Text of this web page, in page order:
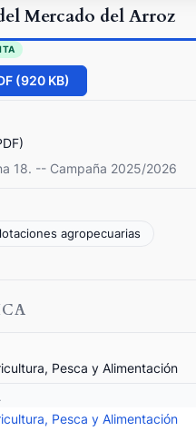
Mercado del Arroz
(920 KB)
18. -- Campaña 2025/2026
agropecuarias
Pesca y Alimentación
Pesca y Alimentación